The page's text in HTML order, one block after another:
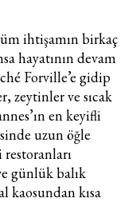
ihtişamın birkaç
hayatının devam
Forville’e gidip
zeytinler ve sıcak
en keyifli
uzun öğle
günlük balık
kaosundan kısa